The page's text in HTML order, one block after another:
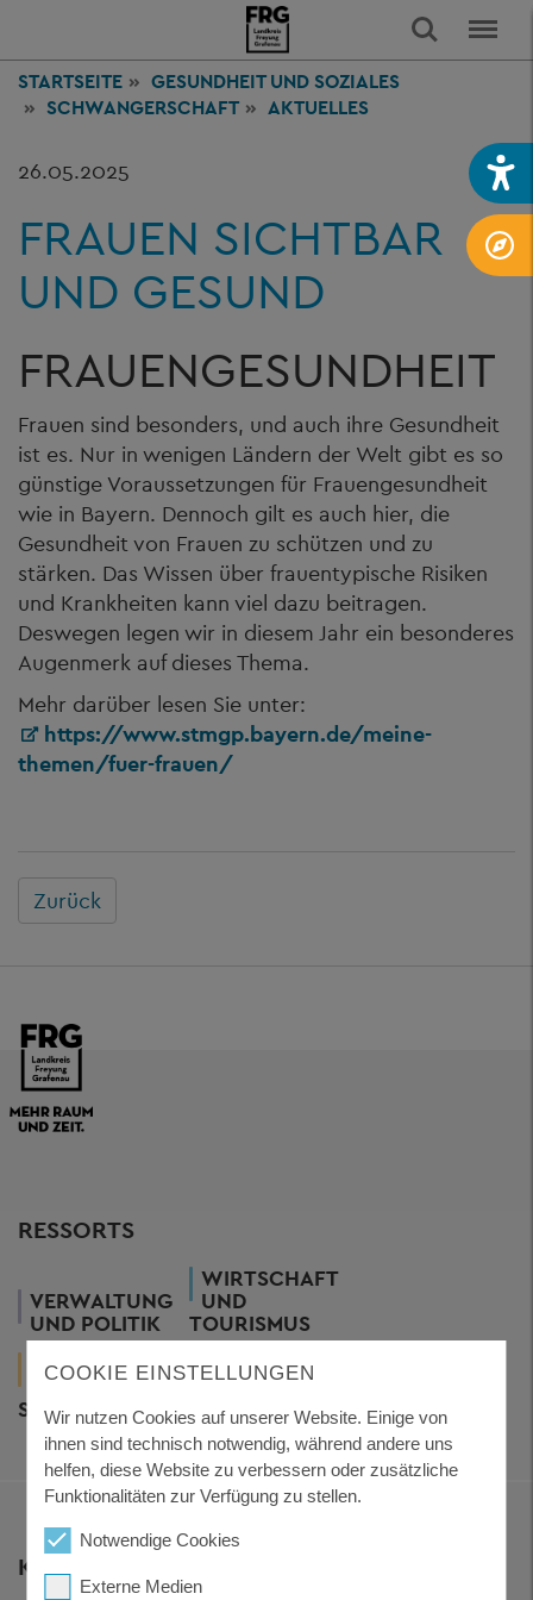
STARTSEITE GESUNDHEITUND SOZIALES
SCHWANGERSCHAFT
AKTUELLES
26.05.2025
FRAUEN SICHTBAR
UND GESUND
FRAUENGESUNDHEIT
Frauen sind besonders, und auch ihre Gesundheit
ist es. Nur in wenigen Ländern der Welt gibt es so
günstige Voraussetzungen für Frauengesundheit
wie in Bayern. Dennoch gilt es auch hier, die
Gesundheit von Frauen zu schützen und zu
stärken. Das Wissen über frauentypische Risiken
und Krankheiten kann viel dazu beitragen.
Deswegen legen wir in diesem Jahr ein besonderes
Augenmerk auf dieses Thema.
Mehr darüber lesen Sie unter:
https://www.stmgp.bayern.de/meine-
themen/fuer-frauen/
Zurück
RESSORTS
VERWALTUNG
UND POLITIK
WIRTSCHAFT
UND
TOURISMUS
GESUNDHEIT
UND
SOZIALES
LEBEN
UND
WOHNEN
KULTUR
KONTAKT
COOKIE EINSTELLUNGEN
Wir nutzen Cookies auf unserer Website. Einige von
ihnen sind technisch notwendig, während andere uns
helfen, diese Website zu verbessern oder zusätzliche
Funktionalitäten zur Verfügung zu stellen.
Notwendige Cookies
Externe Medien